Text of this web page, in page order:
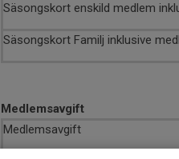
Säsongskort enskild medlem
Säsongskort Familj inklusive
Medlemsavgift
Medlemsavgift